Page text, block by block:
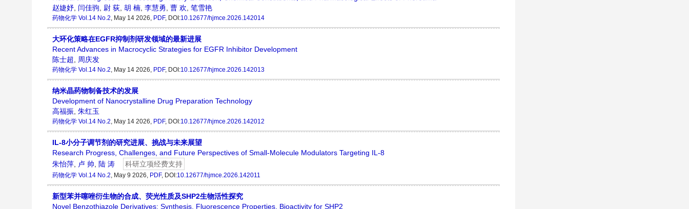
赵婕妤, 闫佳驹, 尉 荻, 胡 楠, 李慧勇, 曹 欢, 笔雪艳
药物化学 Vol.14 No.2, May 14 2026, PDF, DOI:10.12677/hjmce.2026.142014
大环化策略在EGFR抑制剂研发领域的最新进展
Recent Advances in Macrocyclic Strategies for EGFR Inhibitor Development
陈士超, 周庆发
药物化学 Vol.14 No.2, May 14 2026, PDF, DOI:10.12677/hjmce.2026.142013
纳米晶药物制备技术的发展
Development of Nanocrystalline Drug Preparation Technology
高福振, 朱红玉
药物化学 Vol.14 No.2, May 14 2026, PDF, DOI:10.12677/hjmce.2026.142012
IL-8小分子调节剂的研究进展、挑战与未来展望
Research Progress, Challenges, and Future Perspectives of Small-Molecule Modulators Targeting IL-8
朱怡萍, 卢 帅, 陆 涛 科研立项经费支持
药物化学 Vol.14 No.2, May 9 2026, PDF, DOI:10.12677/hjmce.2026.142011
新型苯并噻唑衍生物的合成、荧光性质及SHP2生物活性探究
Novel Benzothiazole Derivatives: Synthesis, Fluorescence Properties, Bioactivity for SHP2